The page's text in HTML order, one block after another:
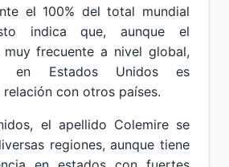
el 100% del total mundial
indica que, aunque el
frecuente a nivel global,
en Estados Unidos es
con otros países.
el apellido Colemire se
regiones, aunque tiene